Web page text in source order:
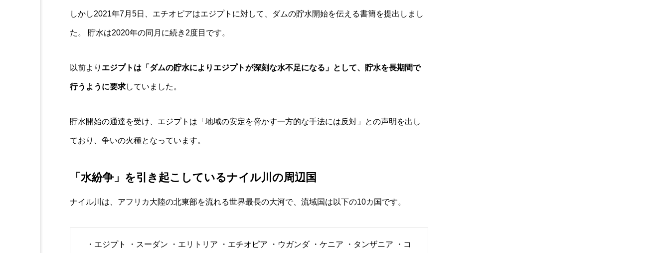
しかし2021年7月5日、エチオピアはエジプトに対して、ダムの貯水開始を伝える書簡を提出しまし
た。 貯水は2020年の同月に続き2度目です。
以前より エジプトは「ダムの貯水によりエジプトが深刻な水不足になる」として、貯水を長期間で
行うように要求していました。
貯水開始の通達を受け、エジプトは「地域の安定を脅かす一方的な手法には反対」との声明を出し
ており、争いの火種となっています。
「水紛争」を引き起こしているナイル川の周辺国
ナイル川は、アフリカ大陸の北東部を流れる世界最長の大河で、流域国は以下の10カ国です。
・エジプト ・スーダン ・エリトリア ・エチオピア ・ウガンダ ・ケニア ・タンザニア ・コ